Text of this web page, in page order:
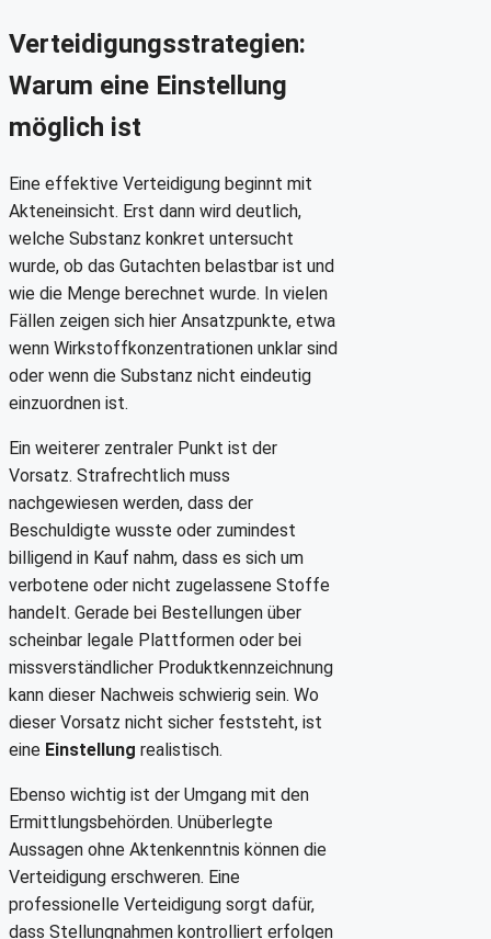
Verteidigungsstrategien:
Warum eine Einstellung
möglich ist
Eine effektive Verteidigung beginnt mit
Akteneinsicht. Erst dann wird deutlich,
welche Substanz konkret untersucht
wurde, ob das Gutachten belastbar ist und
wie die Menge berechnet wurde. In vielen
Fällen zeigen sich hier Ansatzpunkte, etwa
wenn Wirkstoffkonzentrationen unklar sind
oder wenn die Substanz nicht eindeutig
einzuordnen ist.
Ein weiterer zentraler Punkt ist der
Vorsatz. Strafrechtlich muss
nachgewiesen werden, dass der
Beschuldigte wusste oder zumindest
billigend in Kauf nahm, dass es sich um
verbotene oder nicht zugelassene Stoffe
handelt. Gerade bei Bestellungen über
scheinbar legale Plattformen oder bei
missverständlicher Produktkennzeichnung
kann dieser Nachweis schwierig sein. Wo
dieser Vorsatz nicht sicher feststeht, ist
eine Einstellung realistisch.
Ebenso wichtig ist der Umgang mit den
Ermittlungsbehörden. Unüberlegte
Aussagen ohne Aktenkenntnis können die
Verteidigung erschweren. Eine
professionelle Verteidigung sorgt dafür,
dass Stellungnahmen kontrolliert erfolgen